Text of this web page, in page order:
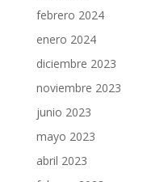
febrero 2024
enero 2024
diciembre 2023
noviembre 2023
junio 2023
mayo 2023
abril 2023